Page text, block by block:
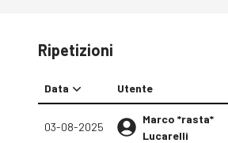
Ripetizioni
Data Utente
03-08-2025
Marco *rasta*
Lucarelli